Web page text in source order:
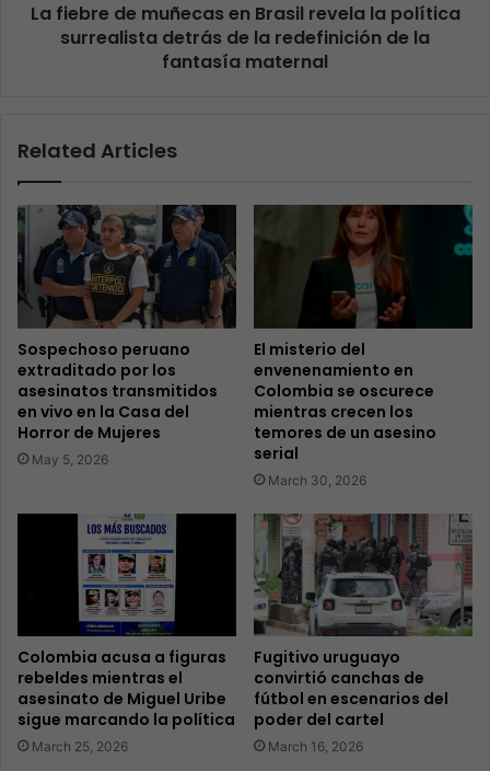
La fiebre de muñecas en Brasil revela la política
surrealista detrás de la redefinición de la
fantasía maternal
Related Articles
Sospechoso peruano
extraditado por los
asesinatos transmitidos
en vivo en la Casa del
Horror de Mujeres
May 5, 2026
El misterio del
envenenamiento en
Colombia se oscurece
mientras crecen los
temores de un asesino
serial
March 30, 2026
Colombia acusa a figuras
rebeldes mientras el
asesinato de Miguel Uribe
sigue marcando la política
March 25, 2026
Fugitivo uruguayo
convirtió canchas de
fútbol en escenarios del
poder del cartel
March 16, 2026